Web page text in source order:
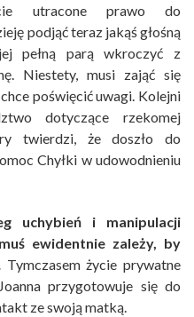
utracone prawo do
podjąć teraz jakąś głośną
pełną parą wkroczyć z
Niestety, musi zająć się
poświęcić uwagi. Kolejni
dotyczące rzekomej
twierdzi, że doszło do
Chyłki w udowodnieniu
uchybień i manipulacji
ewidentnie zależy, by
Tymczasem życie prywatne
przygotowuje się do
ze swoją matką.